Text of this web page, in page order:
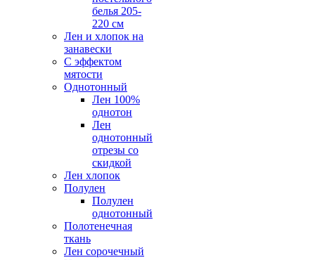
белья 205-
220 см
Лен и хлопок на
занавески
С эффектом
мятости
Однотонный
Лен 100%
однотон
Лен
однотонный
отрезы со
скидкой
Лен хлопок
Полулен
Полулен
однотонный
Полотенечная
ткань
Лен сорочечный